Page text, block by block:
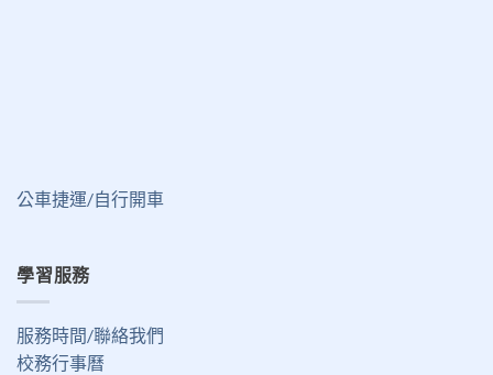
公車捷運/自行開車
學習服務
服務時間/聯絡我們
校務行事曆